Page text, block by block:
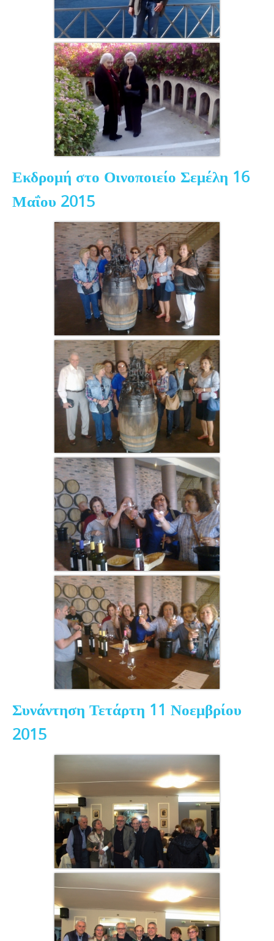
Εκδρομή στο Οινοποιείο Σεμέλη 16
Μαΐου 2015
Συνάντηση Τετάρτη 11 Νοεμβρίου
2015